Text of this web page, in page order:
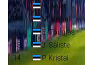
8
H. Anier
9
M. Vetkal
11
E. Tougjas
13
J. Saliste
14
P. Kristal